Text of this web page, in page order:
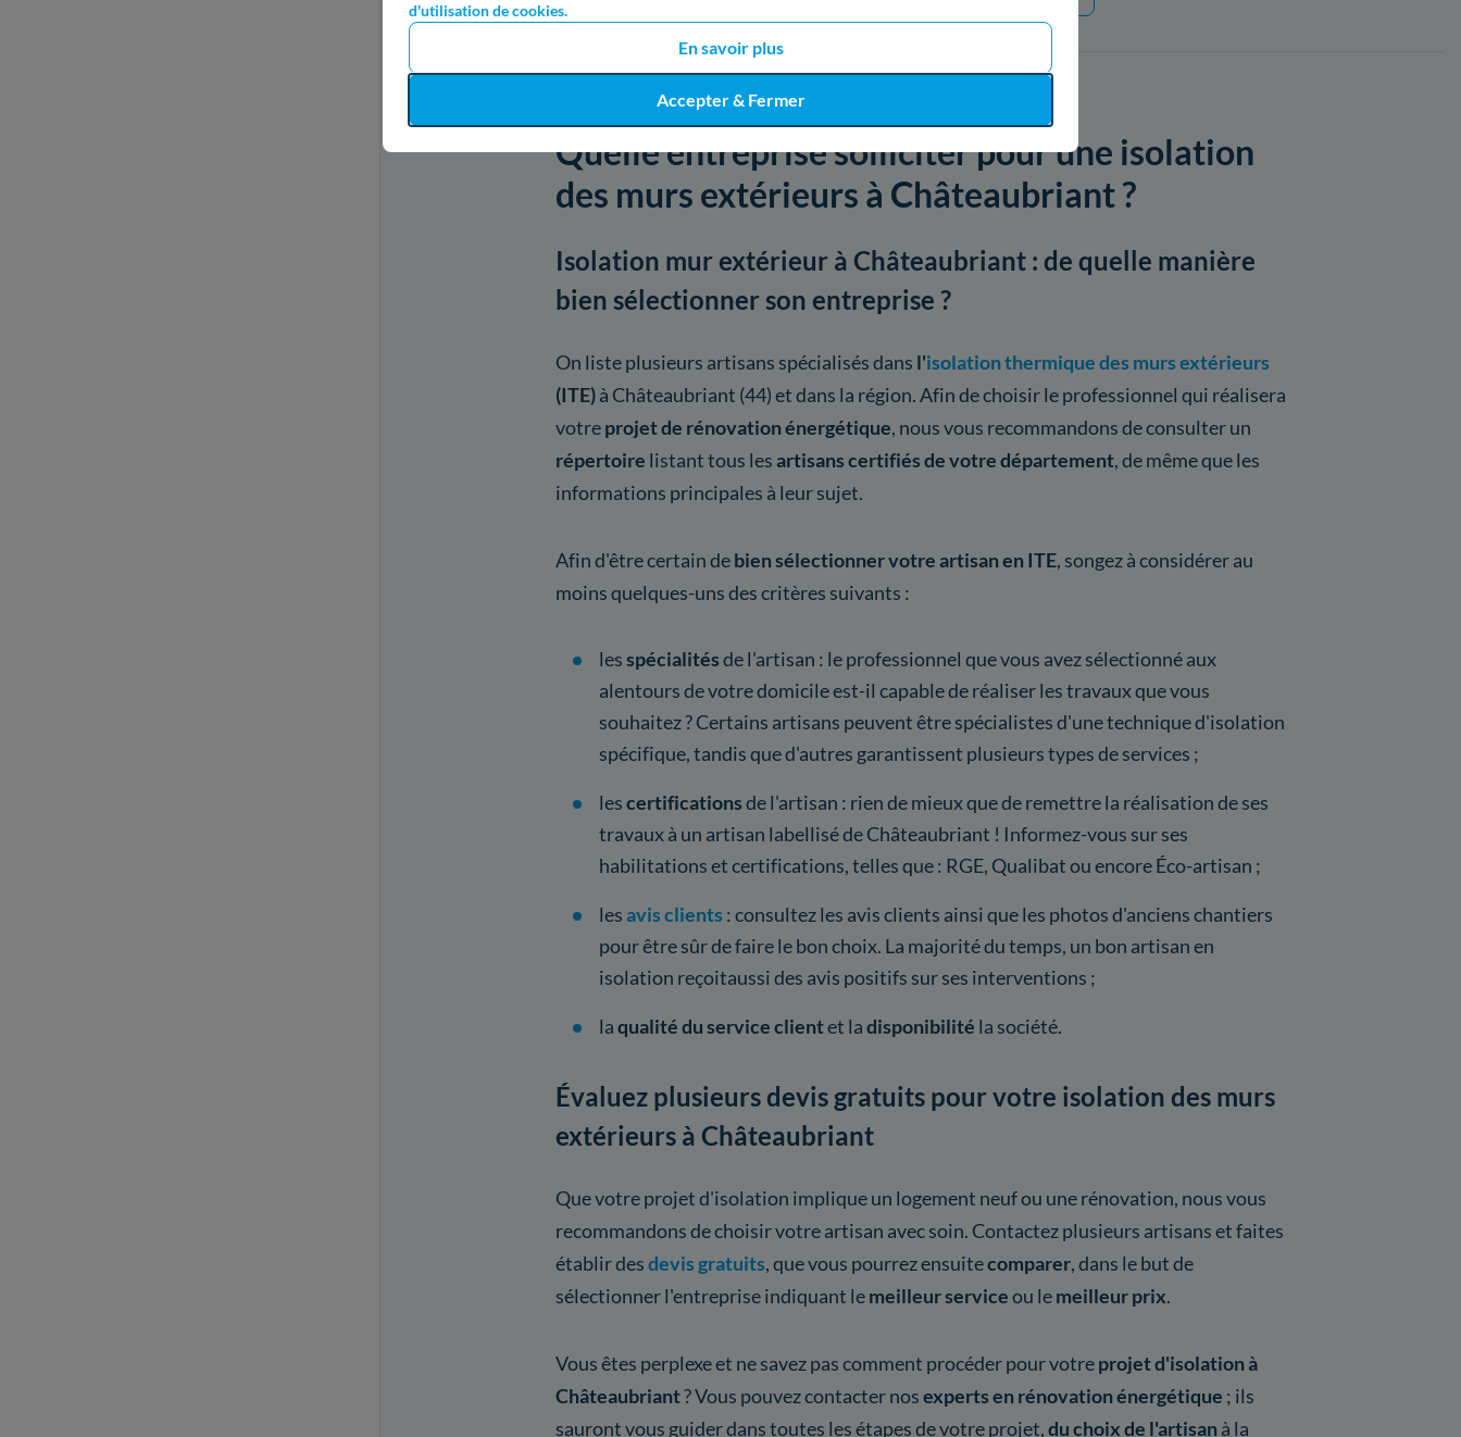
d'utilisation de cookies.
En savoir plus
Accepter & Fermer
Quelle entreprise solliciter pour une isolation
des murs extérieurs à Châteaubriant ?
Isolation mur extérieur à Châteaubriant : de quelle manière
bien sélectionner son entreprise ?
On liste plusieurs artisans spécialisés dans l'isolation thermique des murs extérieurs
(ITE)à Châteaubriant (44) et dans la région. Afin de choisir le professionnel qui réalisera
votreprojet de rénovation énergétique, nous vous recommandons de consulter un
répertoire listant tous lesartisans certifiés de votre département, de même que les
informations principales à leur sujet.
Afin d'être certain debien sélectionner votre artisan en ITE, songez à considérer au
moins quelques-uns des critères suivants :
lesspécialitésde l'artisan : le professionnel que vous avez sélectionné aux
alentours de votre domicile est-il capable de réaliser les travaux que vous
souhaitez ? Certains artisans peuvent être spécialistes d'une technique d'isolation
spécifique, tandis que d'autres garantissent plusieurs types de services ;
lescertificationsde l'artisan : rien de mieux que de remettre la réalisation de ses
travaux à un artisan labellisé de Châteaubriant ! Informez-vous sur ses
habilitations et certifications, telles que : RGE, Qualibat ou encore Éco-artisan ;
lesavis clients : consultez les avis clients ainsi que les photos d'anciens chantiers
pour être sûr de faire le bon choix. La majorité du temps, un bon artisan en
isolation reçoitaussi des avis positifs sur ses interventions ;
laqualité du service clientet ladisponibilité la société.
Évaluez plusieurs devis gratuits pour votre isolation des murs
extérieurs à Châteaubriant
Que votre projet d'isolation implique un logement neuf ou une rénovation, nous vous
recommandons de choisir votre artisan avec soin. Contactez plusieurs artisans et faites
établir desdevis gratuits, que vous pourrez ensuitecomparer, dans le but de
sélectionner l'entreprise indiquant lemeilleur serviceou lemeilleur prix.
Vous êtes perplexe et ne savez pas comment procéder pour votreprojet d'isolation à
Châteaubriant? Vous pouvez contacter nosexperts en rénovation énergétique ; ils
sauront vous guider dans toutes les étapes de votre projet,du choix de l'artisanà la